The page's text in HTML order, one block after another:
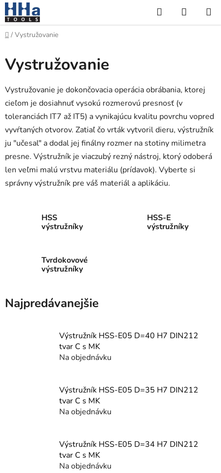
Prejsť
na
obsah
Hľadať
KOŠÍK
Domov
/ Vystružovanie
Vystružovanie
Vystružovanie je dokončovacia operácia obrábania, ktorej
cieľom je dosiahnuť vysokú rozmerovú presnosť (v
toleranciách IT7 až IT5) a vynikajúcu kvalitu povrchu vopred
vyvŕtaných otvorov. Zatiaľ čo vrták vytvoril dieru, výstružník
ju "učesal" a dodal jej finálny rozmer na stotiny milimetra
presne. Výstružník je viaczubý rezný nástroj, ktorý odoberá
len veľmi malú vrstvu materiálu (prídavok). Vyberte si
správny výstružník pre váš materiál a aplikáciu.
HSS
výstružníky
HSS-E
výstružníky
Tvrdokovové
výstružníky
Najpredávanejšie
Výstružník HSS-E05 D=40 H7 DIN212
tvar C s MK
Na objednávku
Výstružník HSS-E05 D=35 H7 DIN212
tvar C s MK
Na objednávku
Výstružník HSS-E05 D=34 H7 DIN212
tvar C s MK
Na objednávku